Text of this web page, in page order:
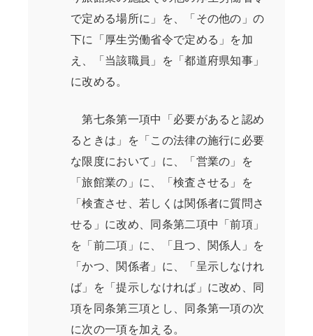
で定める場所に」を、「その他の」の
下に「厚生労働省令で定める」を加
え、「当該職員」を「都道府県知事」
に改める。
第七条第一項中「必要があると認め
るときは」を「この法律の施行に必要
な限度において」に、「営業の」を
「旅館業の」に、「検査させる」を
「検査させ、若しくは関係者に質問さ
せる」に改め、同条第二項中「前項」
を「前二項」に、「且つ、関係人」を
「かつ、関係者」に、「呈示しなけれ
ば」を「提示しなければ」に改め、同
項を同条第三項とし、同条第一項の次
に次の一項を加える。